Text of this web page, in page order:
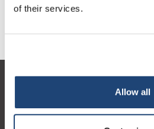
of their services.
Allow all
Mon compte